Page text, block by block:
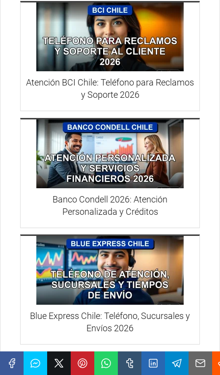
Atención BCI Chile: Teléfono para Reclamos
y Soporte 2026
Banco Condell 2026: Atención
Personalizada y Créditos
Blue Express Chile: Teléfono, Sucursales y
Envíos 2026